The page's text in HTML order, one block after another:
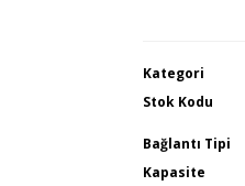
Kategori
Stok Kodu
Bağlantı Tipi
Kapasite